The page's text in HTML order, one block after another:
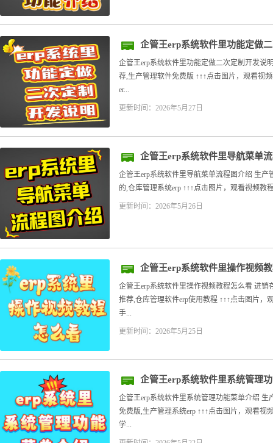
企管王erp系统软件里功能定做
企管王erp系统软件里功能定做二次定制开发说
荐,生产管理软件免费版 ↑↑↑点击图片，观看视
er...
更新时间：2026年5月27日
企管王erp系统软件里导航菜单
企管王erp系统软件里导航菜单流程图介绍 生
的,仓库管理系统erp ↑↑↑点击图片，观看视频
更新时间：2026年5月26日
企管王erp系统软件里操作视频
企管王erp系统软件里操作视频教程怎么看 进
推荐,仓库管理软件erp使用教程 ↑↑↑点击图片
手...
更新时间：2026年5月25日
企管王erp系统软件里系统管理
企管王erp系统软件里系统管理功能菜单介绍
免费版,生产管理系统erp ↑↑↑点击图片，观看
学...